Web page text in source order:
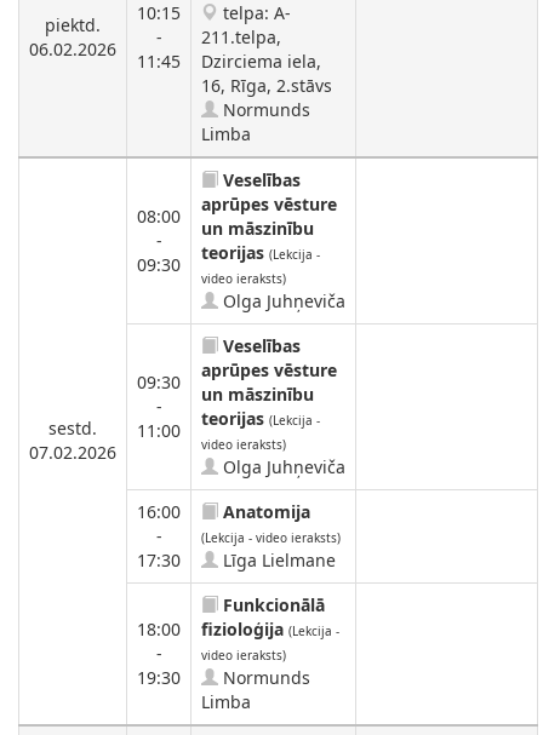
piektd.
06.02.2026
10:15
-
11:45
telpa: A-
211.telpa,
Dzirciema iela,
16, Rīga, 2.stāvs
Normunds
Limba
sestd.
07.02.2026
08:00
-
09:30
Veselības
aprūpes vēsture
un māszinību
teorijas (Lekcija -
video ieraksts)
Olga Juhņeviča
09:30
-
11:00
Veselības
aprūpes vēsture
un māszinību
teorijas (Lekcija -
video ieraksts)
Olga Juhņeviča
16:00
-
17:30
Anatomija
(Lekcija - video ieraksts)
Līga Lielmane
18:00
-
19:30
Funkcionālā
fizioloģija (Lekcija -
video ieraksts)
Normunds
Limba